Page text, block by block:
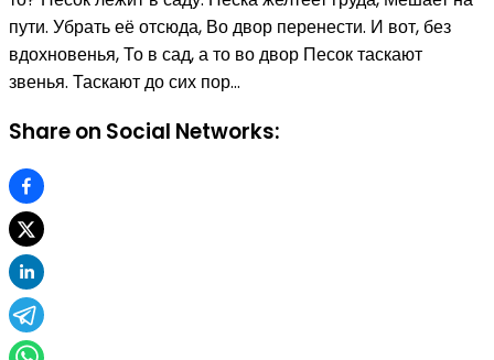
пути. Убрать её отсюда, Во двор перенести. И вот, без
вдохновенья, То в сад, а то во двор Песок таскают
звенья. Таскают до сих пор…
Share on Social Networks: